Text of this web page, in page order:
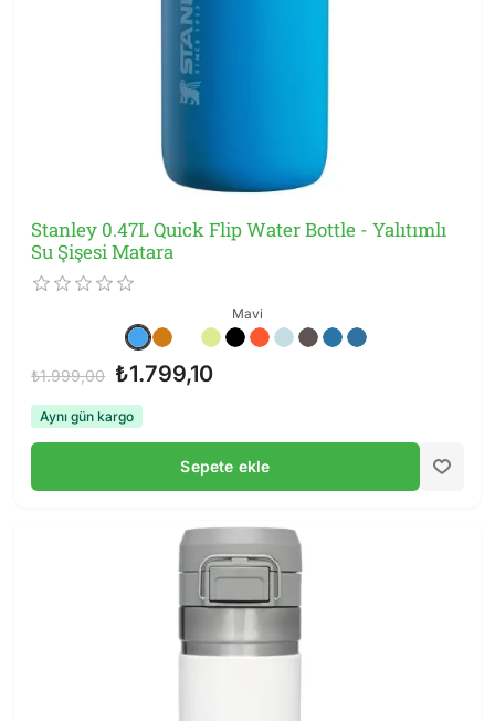
Stanley 0.47L Quick Flip Water Bottle - Yalıtımlı
Su Şişesi Matara
Mavi
₺1.999,00 ₺1.799,10
Aynı gün kargo
Sepete ekle